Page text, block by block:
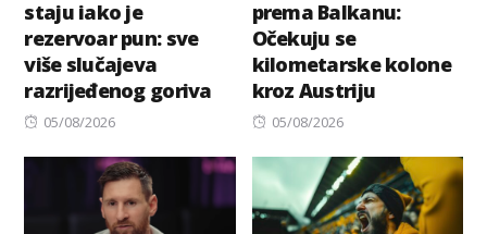
staju iako je
rezervoar pun: sve
više slučajeva
razrijeđenog goriva
Posted
05/08/2026
prema Balkanu:
Očekuju se
kilometarske kolone
kroz Austriju
Posted
05/08/2026